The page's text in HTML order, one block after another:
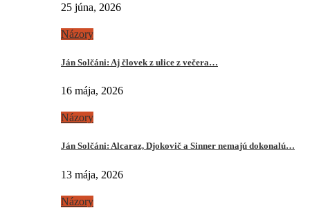
25 júna, 2026
Názory
Ján Solčáni: Aj človek z ulice z večera…
16 mája, 2026
Názory
Ján Solčáni: Alcaraz, Djokovič a Sinner nemajú dokonalú…
13 mája, 2026
Názory